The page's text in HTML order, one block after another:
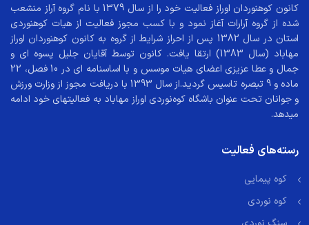
کانون کوهنوردان اوراز فعالیت خود را از سال 1379 با نام گروه آراز منشعب
شده از گروه آرارات آغاز نمود و با کسب مجوز فعالیت از هیات کوهنوردی
استان در سال 1382 پس از احراز شرایط از گروه به کانون کوهنوردان اوراز
مهاباد (سال 1383) ارتقا یافت. کانون توسط آقایان جلیل پسوه ای و
جمال و عطا عزیزی اعضای هیات موسس و با اساسنامه ای در 10 فصل، 22
ماده و 9 تبصره تاسیس گردید.از سال 1393 با دریافت مجوز از وزارت ورزش
و جوانان تحت عنوان باشگاه کوه‌نوردی اوراز مهاباد به فعالیتهای خود ادامه
میدهد.
رسته‌های فعالیت
کوه پیمایی
کوه نوردی